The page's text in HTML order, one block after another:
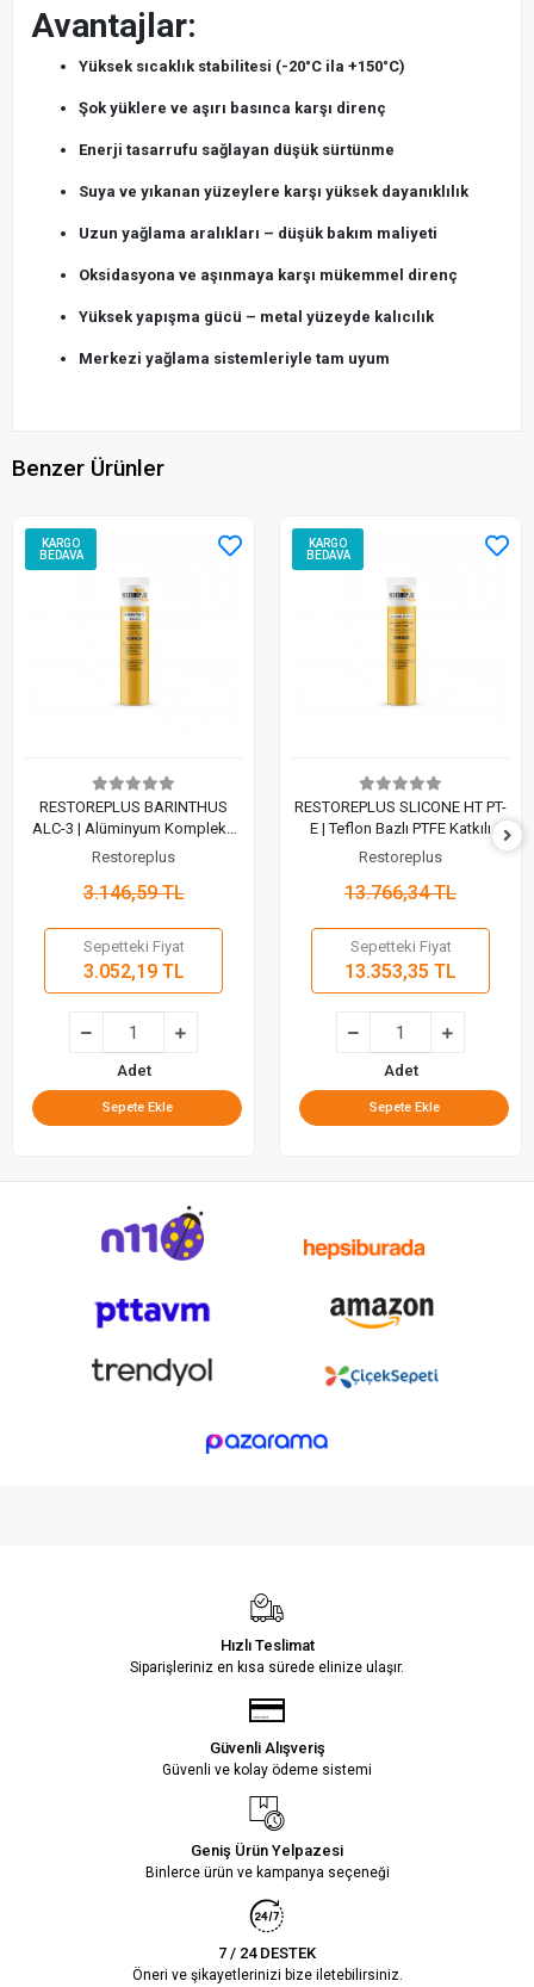
Avantajlar:
Yüksek sıcaklık stabilitesi (-20°C ila +150°C)
Şok yüklere ve aşırı basınca karşı direnç
Enerji tasarrufu sağlayan düşük sürtünme
Suya ve yıkanan yüzeylere karşı yüksek dayanıklılık
Uzun yağlama aralıkları – düşük bakım maliyeti
Oksidasyona ve aşınmaya karşı mükemmel direnç
Yüksek yapışma gücü – metal yüzeyde kalıcılık
Merkezi yağlama sistemleriyle tam uyum
Benzer Ürünler
KARGO
BEDAVA
RESTOREPLUS BARINTHUS
ALC-3 | Alüminyum Kompleks
Gres (400 Gr)
Restoreplus
3.146,59 TL
Sepetteki Fiyat
3.052,19 TL
Adet
Sepete Ekle
KARGO
BEDAVA
RESTOREPLUS SLICONE HT PT-
E | Teflon Bazlı PTFE Katkılı
Silikon Gresi (400 Gr)
Restoreplus
13.766,34 TL
Sepetteki Fiyat
13.353,35 TL
Adet
Sepete Ekle
Hızlı Teslimat
Siparişleriniz en kısa sürede elinize ulaşır.
Güvenli Alışveriş
Güvenli ve kolay ödeme sistemi
Geniş Ürün Yelpazesi
Binlerce ürün ve kampanya seçeneği
7 / 24 DESTEK
Öneri ve şikayetlerinizi bize iletebilirsiniz.